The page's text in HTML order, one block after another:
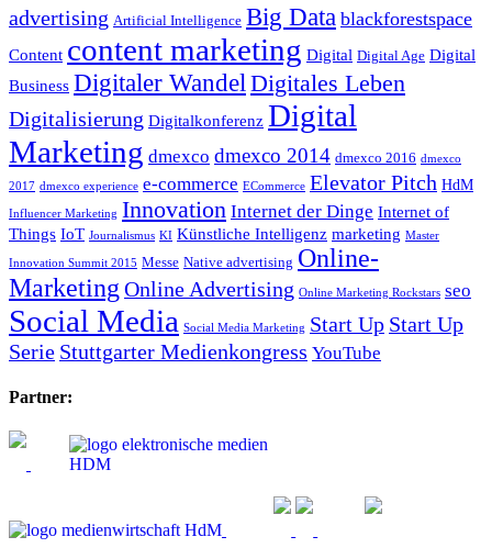
advertising Artificial Intelligence Big Data blackforestspace
Content content marketing Digital Digital Age Digital
Business Digitaler Wandel Digitales Leben
Digitalisierung Digitalkonferenz Digital
Marketing dmexco dmexco 2014 dmexco 2016 dmexco
2017 dmexco experience e-commerce ECommerce Elevator Pitch HdM
Influencer Marketing Innovation Internet der Dinge Internet of
Things IoT Journalismus KI Künstliche Intelligenz marketing Master
Innovation Summit 2015 Messe Native advertising Online-
Marketing Online Advertising Online Marketing Rockstars seo
Social Media Social Media Marketing Start Up Start Up
Serie Stuttgarter Medienkongress YouTube
Partner: